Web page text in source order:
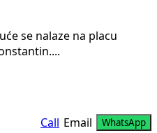
se nalaze na placu
Call Email WhatsApp